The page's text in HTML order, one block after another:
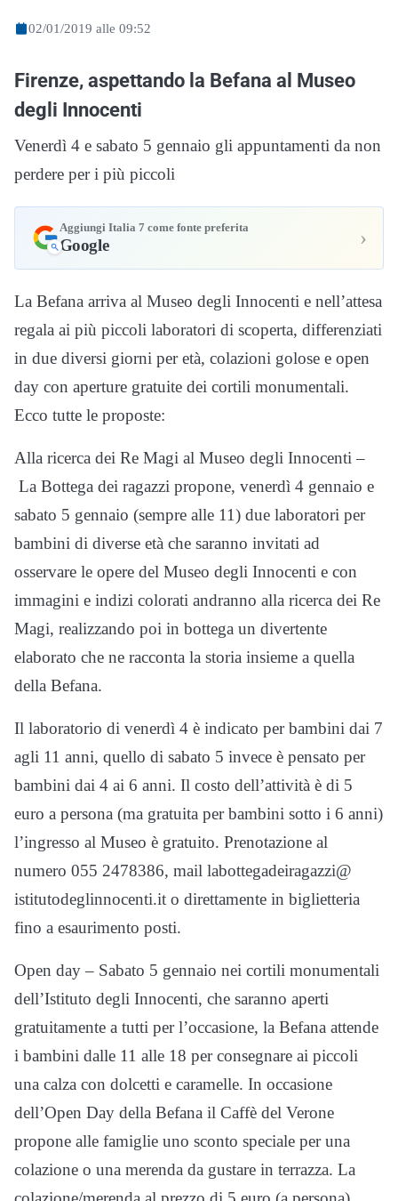
02/01/2019 alle 09:52
Firenze, aspettando la Befana al Museo
degli Innocenti
Venerdì 4 e sabato 5 gennaio gli appuntamenti da non
perdere per i più piccoli
Aggiungi Italia 7 come fonte preferita
Google ›
La Befana arriva al Museo degli Innocenti e nell’attesa
regala ai più piccoli laboratori di scoperta, differenziati
in due diversi giorni per età, colazioni golose e open
day con aperture gratuite dei cortili monumentali.
Ecco tutte le proposte:
Alla ricerca dei Re Magi al Museo degli Innocenti –
La Bottega dei ragazzi propone, venerdì 4 gennaio e
sabato 5 gennaio (sempre alle 11) due laboratori per
bambini di diverse età che saranno invitati ad
osservare le opere del Museo degli Innocenti e con
immagini e indizi colorati andranno alla ricerca dei Re
Magi, realizzando poi in bottega un divertente
elaborato che ne racconta la storia insieme a quella
della Befana.
Il laboratorio di venerdì 4 è indicato per bambini dai 7
agli 11 anni, quello di sabato 5 invece è pensato per
bambini dai 4 ai 6 anni. Il costo dell’attività è di 5
euro a persona (ma gratuita per bambini sotto i 6 anni)
l’ingresso al Museo è gratuito. Prenotazione al
numero 055 2478386, mail labottegadeiragazzi@
istitutodeglinnocenti.it o direttamente in biglietteria
fino a esaurimento posti.
Open day – Sabato 5 gennaio nei cortili monumentali
dell’Istituto degli Innocenti, che saranno aperti
gratuitamente a tutti per l’occasione, la Befana attende
i bambini dalle 11 alle 18 per consegnare ai piccoli
una calza con dolcetti e caramelle. In occasione
dell’Open Day della Befana il Caffè del Verone
propone alle famiglie uno sconto speciale per una
colazione o una merenda da gustare in terrazza. La